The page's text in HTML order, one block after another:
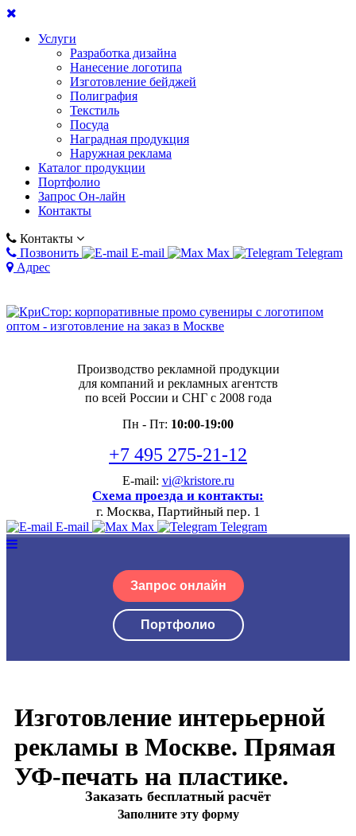
Услуги
Разработка дизайна
Нанесение логотипа
Изготовление бейджей
Полиграфия
Текстиль
Посуда
Наградная продукция
Наружная реклама
Каталог продукции
Портфолио
Запрос Он-лайн
Контакты
Контакты
Позвонить
E-mail Max
Telegram
Адрес
Производство рекламной продукции
для компаний и рекламных агентств
по всей России и СНГ с 2008 года
Пн - Пт: 10:00-19:00
+7 495 275-21-12
E-mail: vi@kristore.ru
Схема проезда и контакты:
г. Москва, Партийный пер. 1
E-mail Max Telegram
Запрос онлайн
Портфолио
Изготовление интерьерной
рекламы в Москве. Прямая
УФ-печать на пластике.
Заказать бесплатный расчёт
Заполните эту форму